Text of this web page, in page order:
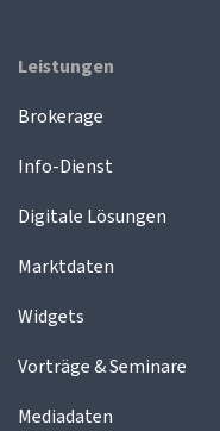
Leistungen
Brokerage
Info-Dienst
Digitale Lösungen
Marktdaten
Widgets
Vorträge & Seminare
Mediadaten